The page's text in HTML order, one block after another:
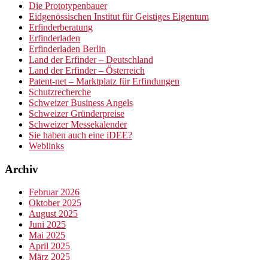
Die Prototypenbauer
Eidgenössischen Institut für Geistiges Eigentum
Erfinderberatung
Erfinderladen
Erfinderladen Berlin
Land der Erfinder – Deutschland
Land der Erfinder – Österreich
Patent-net – Marktplatz für Erfindungen
Schutzrecherche
Schweizer Business Angels
Schweizer Gründerpreise
Schweizer Messekalender
Sie haben auch eine iDEE?
Weblinks
Archiv
Februar 2026
Oktober 2025
August 2025
Juni 2025
Mai 2025
April 2025
März 2025